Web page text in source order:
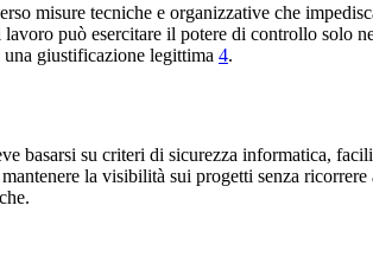
misure tecniche e organizzative che
lavoro può esercitare il potere di controllo solo
giustificazione legittima 4.
basarsi su criteri di sicurezza informatica,
la visibilità sui progetti senza ricorrere